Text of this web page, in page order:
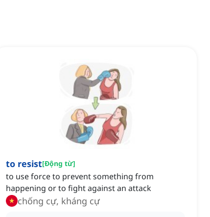
to resist[Động từ]
to use force to prevent something from
happening or to fight against an attack
chống cự, kháng cự